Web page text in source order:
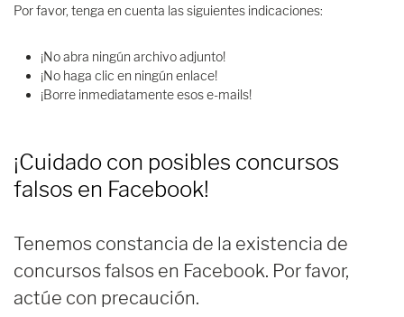
Por favor, tenga en cuenta las siguientes indicaciones:
¡No abra ningún archivo adjunto!
¡No haga clic en ningún enlace!
¡Borre inmediatamente esos e-mails!
​¡Cuidado con posibles concursos
falsos en Facebook!
Tenemos constancia de la existencia de
concursos falsos en Facebook. Por favor,
actúe con precaución.